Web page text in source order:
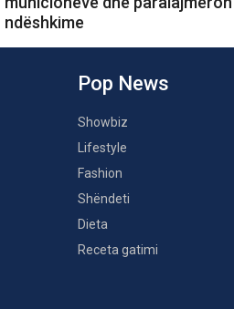
ndëshkime
Pop News
Showbiz
Lifestyle
Fashion
Shëndeti
Dieta
Receta gatimi